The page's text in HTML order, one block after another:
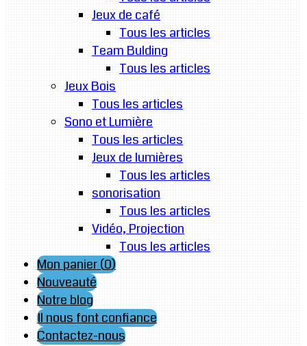
Jeux de café
Tous les articles
Team Bulding
Tous les articles
Jeux Bois
Tous les articles
Sono et Lumière
Tous les articles
Jeux de lumières
Tous les articles
sonorisation
Tous les articles
Vidéo, Projection
Tous les articles
Mon panier (0)
Nouveauté
Notre blog
Il nous font confiance
Contactez-nous